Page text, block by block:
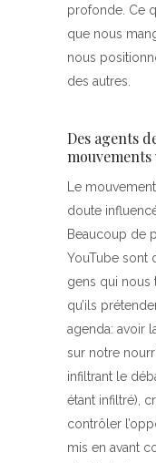
profonde. Ce
que nous
nous
des autres.
Des agents
mouvements
Le
doute
Beaucoup de
YouTube sont
gens qui nous
qu’ils
agenda: avoir
sur notre
infiltrant le
étant infiltré),
contrôler
mis en avant